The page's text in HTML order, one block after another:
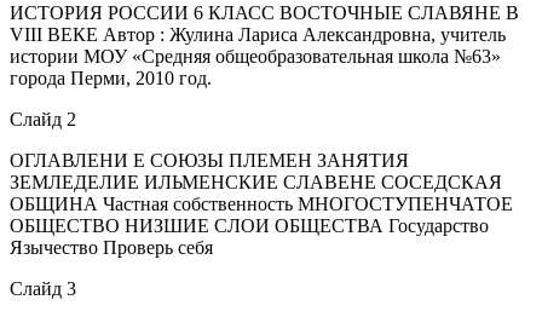
ИСТОРИЯ РОССИИ 6 КЛАСС ВОСТОЧНЫЕ СЛАВЯНЕ В
VIII ВЕКЕ Автор : Жулина Лариса Александровна, учитель
истории МОУ «Средняя общеобразовательная школа №63»
города Перми, 2010 год.
Слайд 2
ОГЛАВЛЕНИ Е СОЮЗЫ ПЛЕМЕН ЗАНЯТИЯ
ЗЕМЛЕДЕЛИЕ ИЛЬМЕНСКИЕ СЛАВЕНЕ СОСЕДСКАЯ
ОБЩИНА Частная собственность МНОГОСТУПЕНЧАТОЕ
ОБЩЕСТВО НИЗШИЕ СЛОИ ОБЩЕСТВА Государство
Язычество Проверь себя
Слайд 3